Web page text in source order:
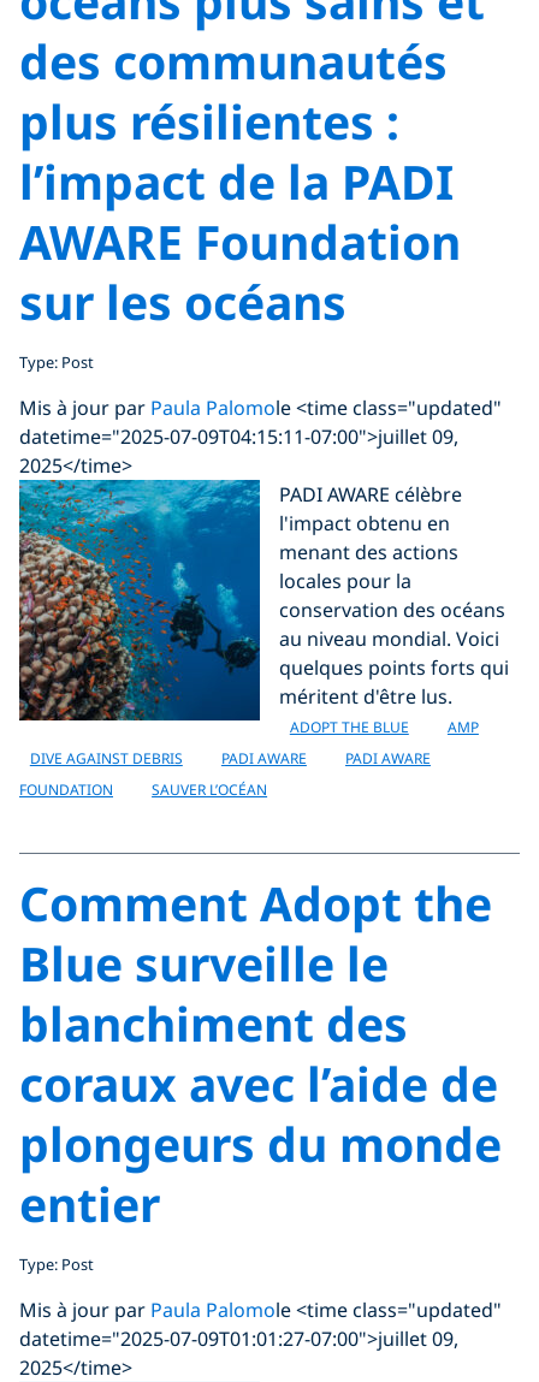
des communautés
plus résilientes :
l’impact de la PADI
AWARE Foundation
sur les océans
Type: Post
Mis à jour par Paula Palomole <time class="updated"
datetime="2025-07-09T04:15:11-07:00">juillet 09,
2025</time>
PADI AWARE célèbre
l'impact obtenu en
menant des actions
locales pour la
conservation des océans
au niveau mondial. Voici
quelques points forts qui
méritent d'être lus.
ADOPT THE BLUE
AMP
DIVE AGAINST DEBRIS
PADI AWARE
PADI AWARE
FOUNDATION
SAUVER L’OCÉAN
Comment Adopt the
Blue surveille le
blanchiment des
coraux avec l’aide de
plongeurs du monde
entier
Type: Post
Mis à jour par Paula Palomole <time class="updated"
datetime="2025-07-09T01:01:27-07:00">juillet 09,
2025</time>